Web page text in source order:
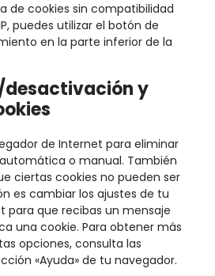
de cookies sin compatibilidad
puedes utilizar el botón de
en la parte inferior de la
y
de Internet para eliminar
o manual. También
ciertas cookies no pueden ser
es cambiar los ajustes de tu
para que recibas un mensaje
una cookie. Para obtener más
opciones, consulta las
«Ayuda» de tu navegador.